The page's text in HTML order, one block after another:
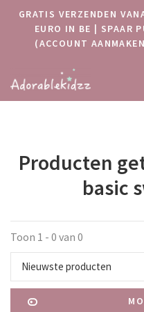
GRATIS VERZENDEN
EURO IN BE | SPAAR
(ACCOUNT
Producten
basic
Toon 1 - 0 van 0
Nieuwste producten